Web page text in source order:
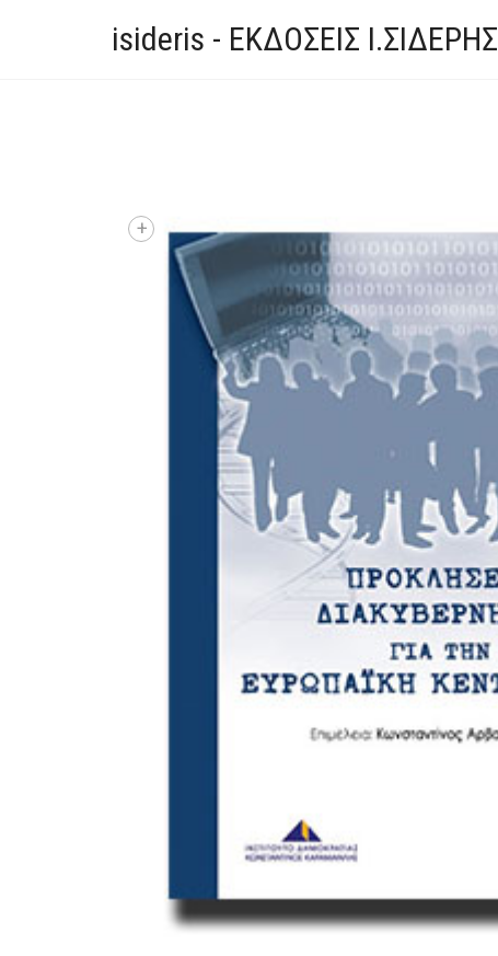
isideris - ΕΚΔΟΣΕΙΣ Ι.ΣΙΔΕΡΗΣ
+